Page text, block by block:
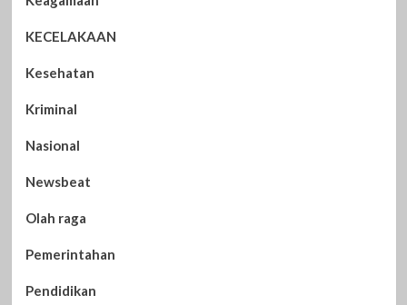
KECELAKAAN
Kesehatan
Kriminal
Nasional
Newsbeat
Olah raga
Pemerintahan
Pendidikan